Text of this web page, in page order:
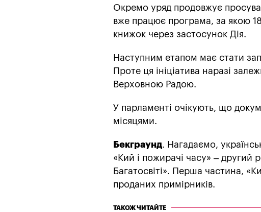
Окремо уряд продовжує
вже працює програма, за якою
книжок через застосунок Дія.
Наступним етапом має стати
Проте ця ініціатива наразі
Верховною Радою.
У парламенті очікують, що
місяцями.
Бекграунд. Нагадаємо,
«Кий і пожирачі часу» – другий
Багатосвіті». Перша частина,
проданих примірників.
ТАКОЖ ЧИТАЙТЕ